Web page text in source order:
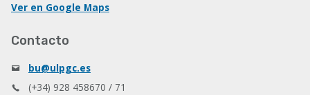
Ver en Google Maps
Contacto
bu@ulpgc.es
(+34) 928 458670 / 71